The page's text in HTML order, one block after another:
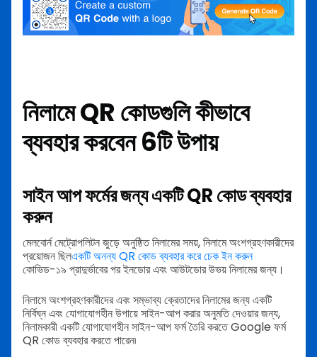
নিলামে QR কোডগুলি কীভাবে
ব্যবহার করবেন 6টি উপায়
সাইন আপ ফর্মের জন্য একটি QR কোড ব্যবহার
করুন
মেলবোর্ন মেট্রোপলিটন জুড়ে অনুষ্ঠিত নিলামের সময়, নিলামে অংশগ্রহণকারীদের
প্রয়োজন ছিলএকটি অনন্য QR কোড ব্যবহার করে চেক ইন করুন
কোভিড-১৯ প্রাদুর্ভাবের পর ইনডোর এবং আউটডোর উভয় নিলামের জন্য।
নিলামে অংশগ্রহণকারীদের এবং সম্ভাব্য ক্রেতাদের নিলামের জন্য একটি
নির্বিঘ্ন এবং যোগাযোগহীন উপায়ে সাইন-আপ করার অনুমতি দেওয়ার জন্য,
নিলামকারী একটি যোগাযোগহীন সাইন-আপ ফর্ম তৈরি করতে Google ফর্ম
QR কোড ব্যবহার করতে পারেন৷